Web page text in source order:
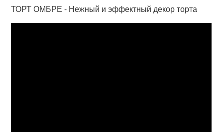
ТОРТ ОМБРЕ - Нежный и эффектный декор торта